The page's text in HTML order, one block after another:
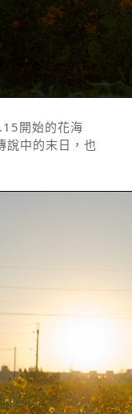
開始的花海
說中的末日，也